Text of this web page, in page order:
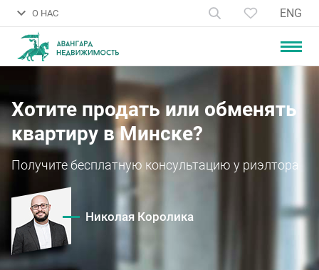
О НАС ENG
Хотите продать или обменять
квартиру в Минске?
Получите бесплатную консультацию у риэлтора
Николая Королика